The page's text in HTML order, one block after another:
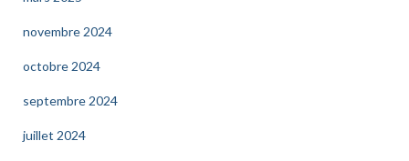
novembre 2024
octobre 2024
septembre 2024
juillet 2024